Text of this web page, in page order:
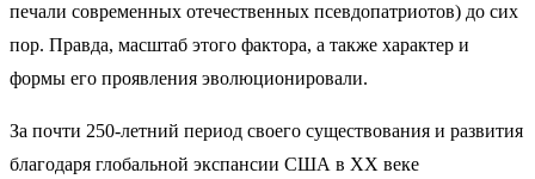
печали современных отечественных псевдопатриотов) до сих
пор. Правда, масштаб этого фактора, а также характер и
формы его проявления эволюционировали.
За почти 250-летний период своего существования и развития
благодаря глобальной экспансии США в XX веке